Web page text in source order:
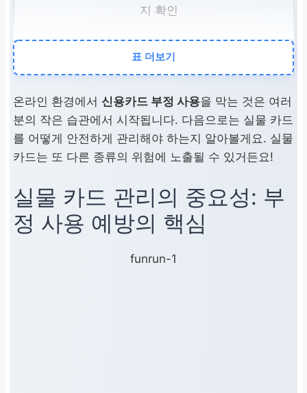
지 확인
네트워크 환경
공용 Wi-Fi 대신 개인 네트
워크 사용
비밀번호 관리
복잡한 비밀번호 사용 및
주기적 변경
표 더보기
온라인 환경에서 신용카드 부정 사용을 막는 것은 여러
분의 작은 습관에서 시작됩니다. 다음으로는 실물 카드
를 어떻게 안전하게 관리해야 하는지 알아볼게요. 실물
카드는 또 다른 종류의 위험에 노출될 수 있거든요!
실물 카드 관리의 중요성: 부
정 사용 예방의 핵심
funrun-1